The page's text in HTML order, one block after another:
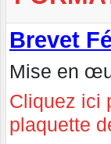
Brevet
Mise en
Cliquez ici
plaquette